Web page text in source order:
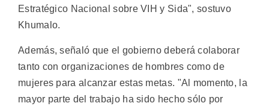
Estratégico Nacional sobre VIH y Sida", sostuvo
Khumalo.
Además, señaló que el gobierno deberá colaborar
tanto con organizaciones de hombres como de
mujeres para alcanzar estas metas. "Al momento, la
mayor parte del trabajo ha sido hecho sólo por